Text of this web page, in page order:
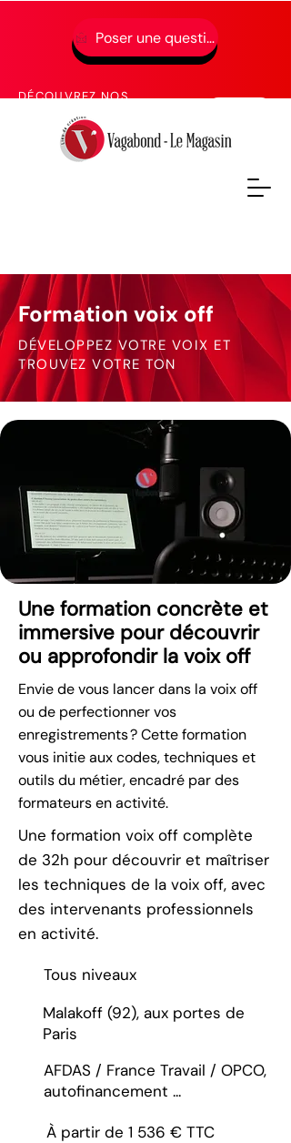
01 49 65 49 52
DÉCOUVREZ NOS
Poser une question
Formation voix off
DÉVELOPPEZ VOTRE VOIX ET
TROUVEZ VOTRE TON
Une formation concrète et
immersive pour découvrir
ou approfondir la voix off
Envie de vous lancer dans la voix off
ou de perfectionner vos
enregistrements ? Cette formation
vous initie aux codes, techniques et
outils du métier, encadré par des
formateurs en activité.
Une formation voix off complète
de 32h pour découvrir et maîtriser
les techniques de la voix off, avec
des intervenants professionnels
en activité.
Tous niveaux
Malakoff (92), aux portes de
Paris
AFDAS / France Travail / OPCO,
autofinancement ...
À partir de 1 536 € TTC